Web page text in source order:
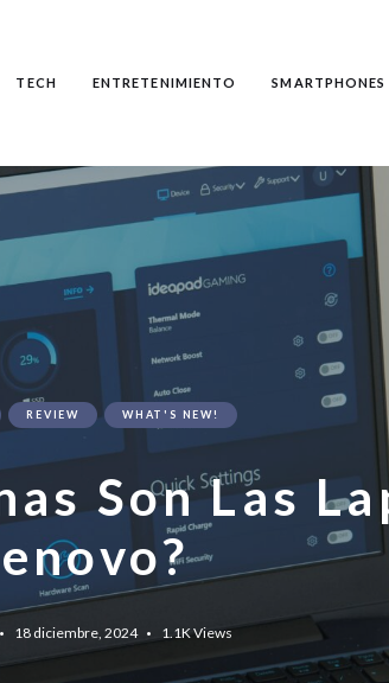
TECH ENTRETENIMIENTO SMARTPHONES
REVIEW WHAT'S NEW!
Son Las
18 diciembre, 2024 1.1KViews